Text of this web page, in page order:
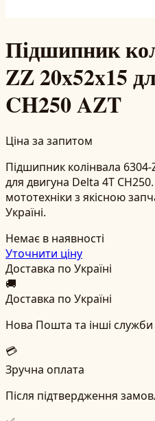
Підшипник
ZZ 20x52x15
CH250 AZT
Ціна за запитом
Підшипник колінвала
для двигуна Delta 4T
мототехніки з якісною
Україні.
Немає в наявності
Уточнити ціну
Доставка по Україні
🚚
Доставка по Україні
Нова Пошта та інші служби
💳
Зручна оплата
Після підтвердження